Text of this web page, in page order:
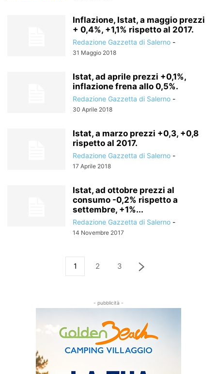
Inflazione, Istat, a maggio prezzi
+ 0,4%, +1,1% rispetto al 2017.
Redazione Gazzetta di Salerno -
31 Maggio 2018
Istat, ad aprile prezzi +0,1%,
inflazione frena allo 0,5%.
Redazione Gazzetta di Salerno -
30 Aprile 2018
Istat, a marzo prezzi +0,3, +0,8
rispetto al 2017.
Redazione Gazzetta di Salerno -
17 Aprile 2018
Istat, ad ottobre prezzi al
consumo -0,2% rispetto a
settembre, +1%...
Redazione Gazzetta di Salerno -
14 Novembre 2017
1 2 3
- pubblicità -